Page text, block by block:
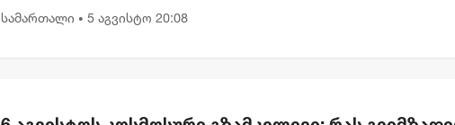
დაკავების პ...
სამართალი • 5 აგვისტო 20:08